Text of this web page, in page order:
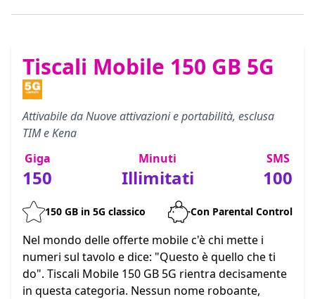
Tiscali Mobile 150 GB 5G
Attivabile da Nuove attivazioni e portabilità, esclusa
TIM e Kena
Giga
150
Minuti
Illimitati
SMS
100
150 GB in 5G classico Con Parental Control
Nel mondo delle offerte mobile c'è chi mette i
numeri sul tavolo e dice: "Questo è quello che ti
do". Tiscali Mobile 150 GB 5G rientra decisamente
in questa categoria. Nessun nome roboante,